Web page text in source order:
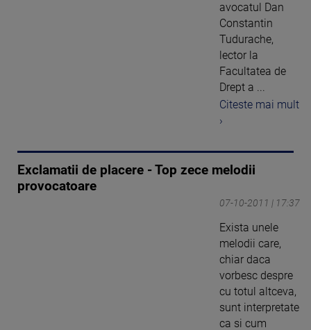
avocatul Dan
Constantin
Tudurache,
lector la
Facultatea de
Drept a ...
Citeste mai mult
›
Exclamatii de placere - Top zece melodii
provocatoare
07-10-2011 | 17:37
Exista unele
melodii care,
chiar daca
vorbesc despre
cu totul altceva,
sunt interpretate
ca si cum